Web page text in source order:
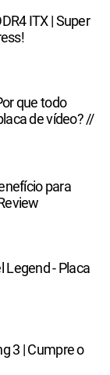
ITX | Super
que todo
de vídeo? //
para
Legend - Placa
3 | Cumpre o